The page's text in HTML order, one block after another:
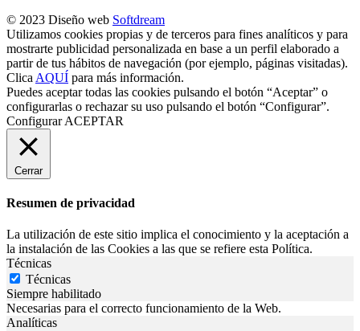
© 2023 Diseño web Softdream
Utilizamos cookies propias y de terceros para fines analíticos y para
mostrarte publicidad personalizada en base a un perfil elaborado a
partir de tus hábitos de navegación (por ejemplo, páginas visitadas).
Clica AQUÍ para más información.
Puedes aceptar todas las cookies pulsando el botón “Aceptar” o
configurarlas o rechazar su uso pulsando el botón “Configurar”.
Configurar ACEPTAR
Cerrar
Resumen de privacidad
La utilización de este sitio implica el conocimiento y la aceptación a
la instalación de las Cookies a las que se refiere esta Política.
Técnicas
Técnicas
Siempre habilitado
Necesarias para el correcto funcionamiento de la Web.
Analíticas